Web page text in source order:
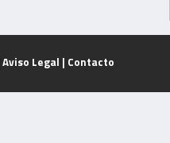
Aviso Legal | Contacto